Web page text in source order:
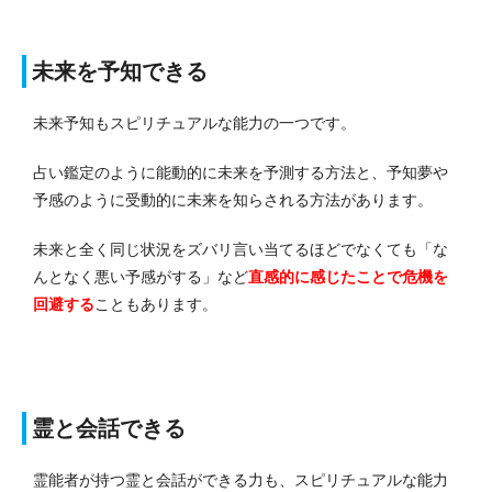
未来を予知できる
未来予知もスピリチュアルな能力の一つです。
占い鑑定のように能動的に未来を予測する方法と、予知夢や
予感のように受動的に未来を知らされる方法があります。
未来と全く同じ状況をズバリ言い当てるほどでなくても「な
んとなく悪い予感がする」など直感的に感じたことで危機を
回避することもあります。
霊と会話できる
霊能者が持つ霊と会話ができる力も、スピリチュアルな能力